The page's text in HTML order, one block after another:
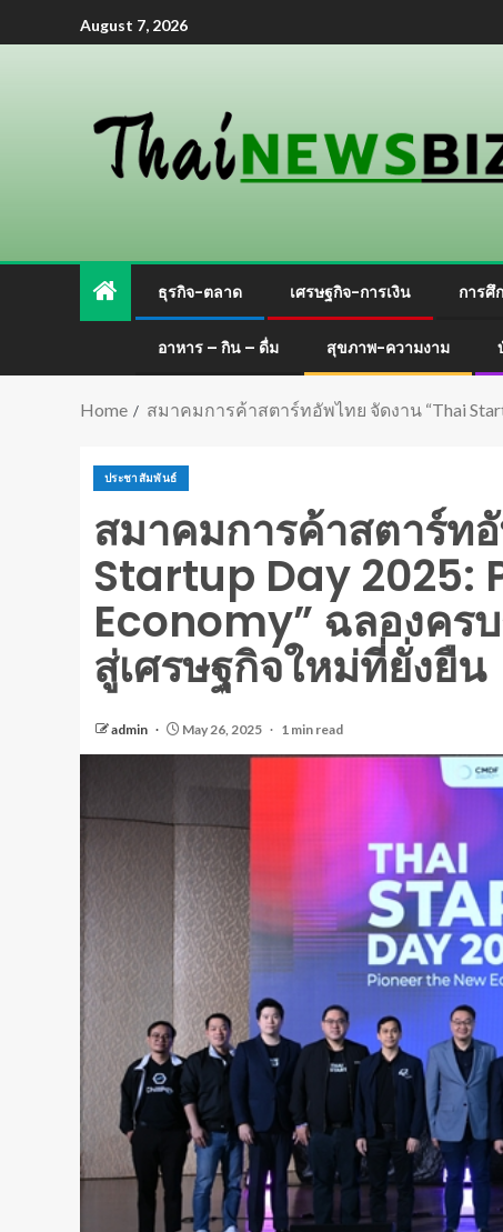
August 7, 2026
ธุรกิจ-ตลาด เศรษฐกิจ-การเงิน การศึ
อาหาร – กิน – ดื่ม สุขภาพ-ความงาม
Home สมาคมการค้าสตาร์ทอัพไทย จัดงาน “Thai
ประชาสัมพันธ์
สมาคมการค้าสตาร์ท
Startup Day 2025:
Economy” ฉลองครบ
สู่เศรษฐกิจใหม่ที่ยั่งยืน
admin May 26, 2025 1 min read